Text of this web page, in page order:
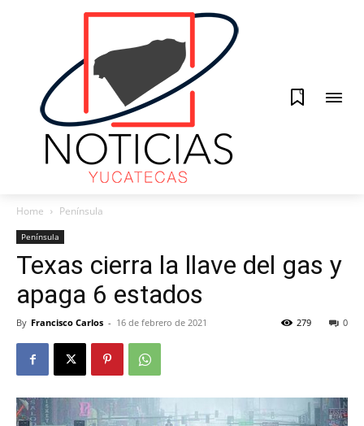
0
Home Península
Península
Texas cierra la llave del gas y
apaga 6 estados
By Francisco Carlos - 16 de febrero de 2021 0
279